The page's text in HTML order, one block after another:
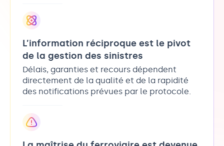
L’information réciproque est le pivot
de la gestion des sinistres
Délais, garanties et recours dépendent
directement de la qualité et de la rapidité
des notifications prévues par le protocole.